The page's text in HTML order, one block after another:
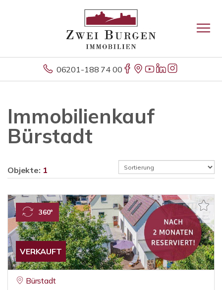
06201-188 74 00
Immobilienkauf
Bürstadt
Objekte: 1
VERKAUFT
360°
Bürstadt